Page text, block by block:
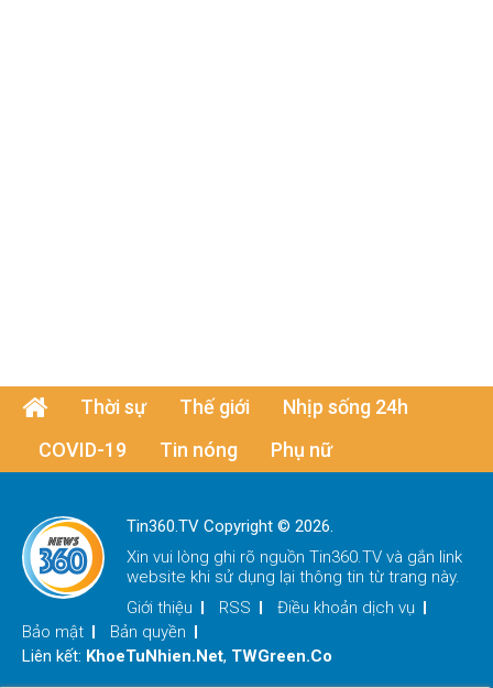
Thời sự Thế giới
Nhịp sống 24h
COVID-19
Tin nóng Phụ nữ
Tin360.TV Copyright © 2026.
Xin vui lòng ghi rõ nguồn Tin360.TV và gắn link
website khi sử dụng lại thông tin từ trang này.
Giới thiệu
RSS
Điều khoản dịch vụ
Bảo mật
Bản quyền
Liên kết: KhoeTuNhien.Net, TWGreen.Co